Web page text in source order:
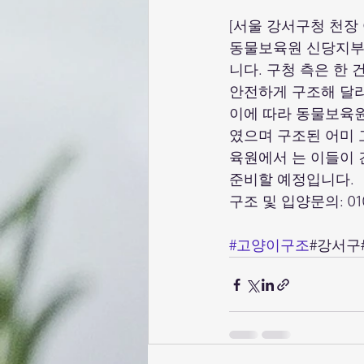
[서울 강서구청 천
동물보육원 신당지
니다. 구청 측은 한
안전하게 구조해 달
이에 따라 동물보육
였으며 구조된 어미
육원에서 는 이들이
준비할 예정입니다.
구조 및 입양문의:
#고양이구조#강서